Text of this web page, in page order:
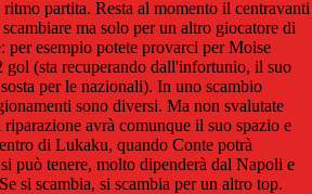
partita. Resta al momento il centravanti
ma solo per un altro giocatore di
esempio potete provarci per Moise
gol (sta recuperando dall'infortunio, il suo
per le nazionali). In uno scambio
sono diversi. Ma non svalutate
avrà comunque il suo spazio e
di Lukaku, quando Conte potrà
può tenere, molto dipenderà dal Napoli e
si scambia, si scambia per un altro top.